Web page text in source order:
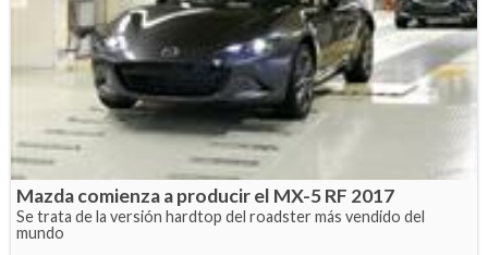
Mazda comienza a producir el MX-5 RF 2017
Se trata de la versión hardtop del roadster más vendido del
mundo